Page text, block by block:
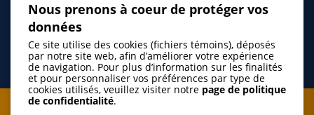
Je m'abonne à l'infolettre
Nous prenons à coeur de protéger vos
données
Ce site utilise des cookies (fichiers témoins), déposés
par notre site web, afin d’améliorer votre expérience
de navigation. Pour plus d’information sur les finalités
et pour personnaliser vos préférences par type de
cookies utilisés, veuillez visiter notre page de politique
de confidentialité.